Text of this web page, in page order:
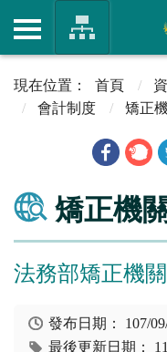
首頁
會計制度
矯正
矯正機
法務部矯正機
發布日期： 107/
最後更新日期：